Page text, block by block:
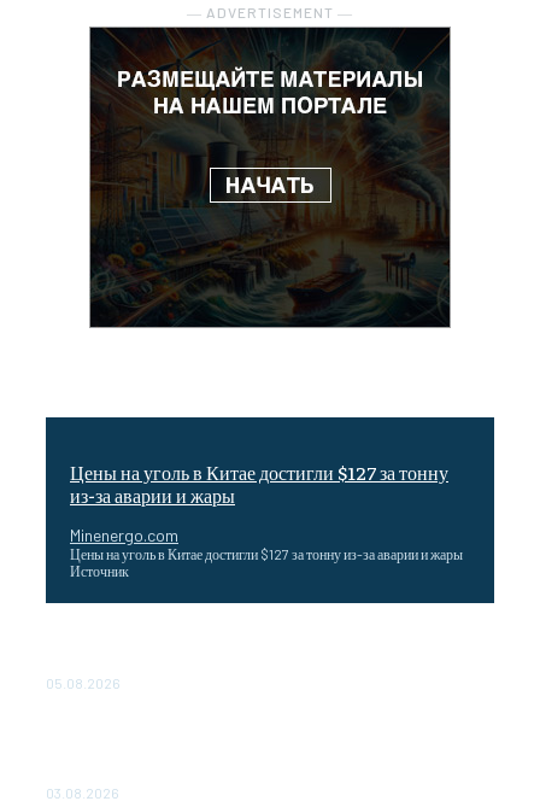
― ADVERTISEMENT ―
Цены на уголь в Китае достигли $127 за тонну
из-за аварии и жары
Minenergo.com
Цены на уголь в Китае достигли $127 за тонну из-за аварии и жары
Источник
05.08.2026
03.08.2026